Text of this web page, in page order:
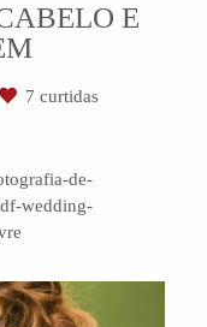
E
7 curtidas
de-
wedding-